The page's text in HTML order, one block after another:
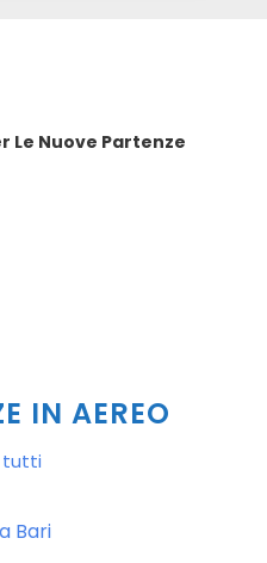
Le Nuove Partenze
IN AEREO
tutti
Bari